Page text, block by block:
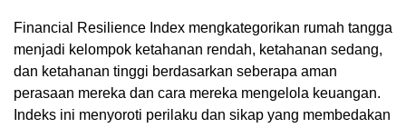
Financial Resilience Index mengkategorikan rumah tangga
menjadi kelompok ketahanan rendah, ketahanan sedang,
dan ketahanan tinggi berdasarkan seberapa aman
perasaan mereka dan cara mereka mengelola keuangan.
Indeks ini menyoroti perilaku dan sikap yang membedakan